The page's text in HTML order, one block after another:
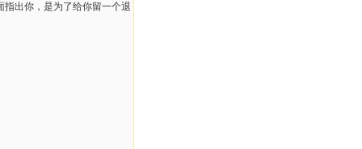
出你，是为了给你留一个退